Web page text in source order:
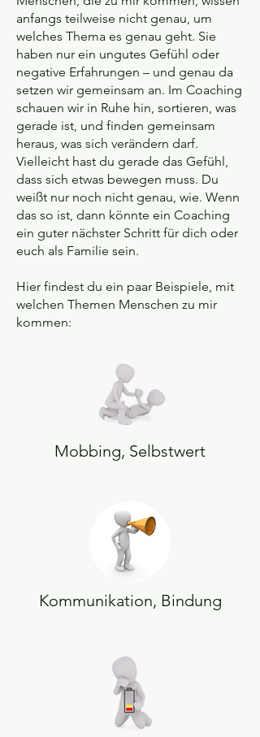
anfangs teilweise nicht genau, um
welches Thema es genau geht. Sie
haben nur ein ungutes Gefühl oder
negative Erfahrungen – und genau da
setzen wir gemeinsam an. Im Coaching
schauen wir in Ruhe hin, sortieren, was
gerade ist, und finden gemeinsam
heraus, was sich verändern darf.
Vielleicht hast du gerade das Gefühl,
dass sich etwas bewegen muss. Du
weißt nur noch nicht genau, wie. Wenn
das so ist, dann könnte ein Coaching
ein guter nächster Schritt für dich oder
euch als Familie sein.
Hier findest du ein paar Beispiele, mit
welchen Themen Menschen zu mir
kommen:
Mobbing, Selbstwert
Kommunikation, Bindung